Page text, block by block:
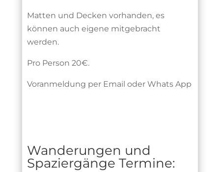
Matten und Decken vorhanden, es
können auch eigene mitgebracht
werden.
Pro Person 20€.
Voranmeldung per Email oder Whats App
Wanderungen und
Spaziergänge Termine: